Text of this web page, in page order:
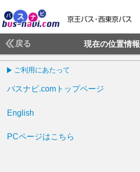
戻る 現在の位置情報
ご利用にあたって
バスナビ.comトップページ
English
PCページはこちら